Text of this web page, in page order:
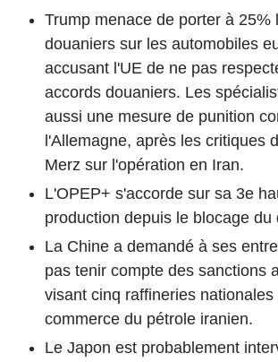
Trump menace de porter à 25%
douaniers sur les automobiles
accusant l'UE de ne pas
accords douaniers. Les
aussi une mesure de punition
l'Allemagne, après les critiques
Merz sur l'opération en Iran.
L'OPEP+ s'accorde sur sa 3e
production depuis le blocage du
La Chine a demandé à ses
pas tenir compte des sanctions
visant cinq raffineries nationales
commerce du pétrole iranien.
Le Japon est probablement